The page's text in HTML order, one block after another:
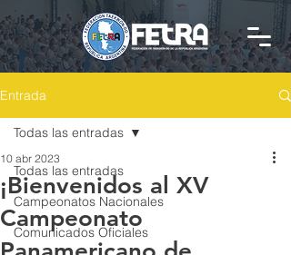
Entrada
Todas las entradas
Campeonatos Nacionales
Comunicados Oficiales
Todas las entradas
¡Bienvenidos al XV
Campeonato
10 abr 2023